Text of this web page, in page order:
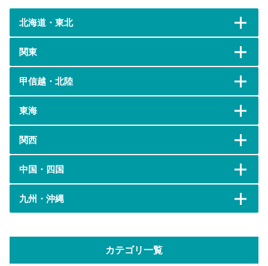
北海道・東北
関東
甲信越・北陸
東海
関西
中国・四国
九州・沖縄
カテゴリ一覧